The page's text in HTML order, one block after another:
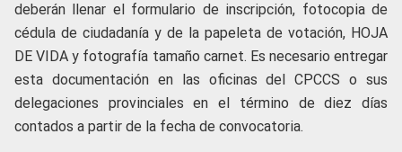
deberán llenar el formulario de inscripción, fotocopia de
cédula de ciudadanía y de la papeleta de votación, HOJA
DE VIDA y fotografía tamaño carnet. Es necesario entregar
esta documentación en las oficinas del CPCCS o sus
delegaciones provinciales en el término de diez días
contados a partir de la fecha de convocatoria.